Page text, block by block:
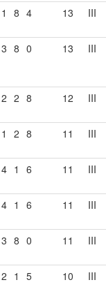
1 8 4 13 III
3 8 0 13 III
2 2 8 12 III
1 2 8 11 III
4 1 6 11 III
4 1 6 11 III
3 8 0 11 III
2 1 5 10 III